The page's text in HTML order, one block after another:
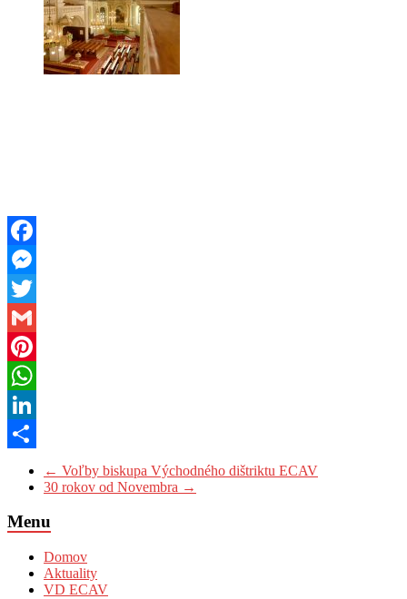
Facebook
Messenger
Twitter
Gmail
Pinterest
WhatsApp
LinkedIn
← Voľby biskupa Východného dištriktu ECAV
30 rokov od Novembra →
Menu
Domov
Aktuality
VD ECAV